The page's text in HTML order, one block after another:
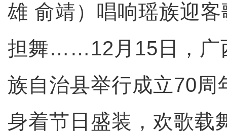
雄 俞靖）唱响瑶族迎
担舞……12月15日，广
族自治县举行成立70周
身着节日盛装，欢歌载